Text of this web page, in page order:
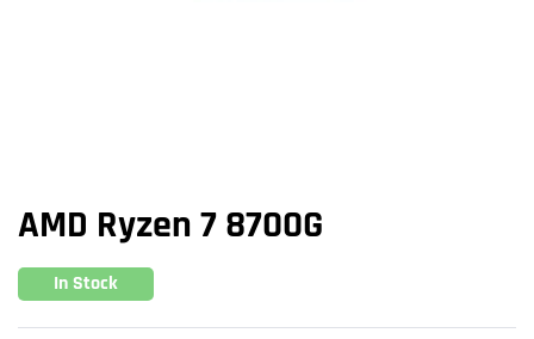
AMD Ryzen 7 8700G
In Stock